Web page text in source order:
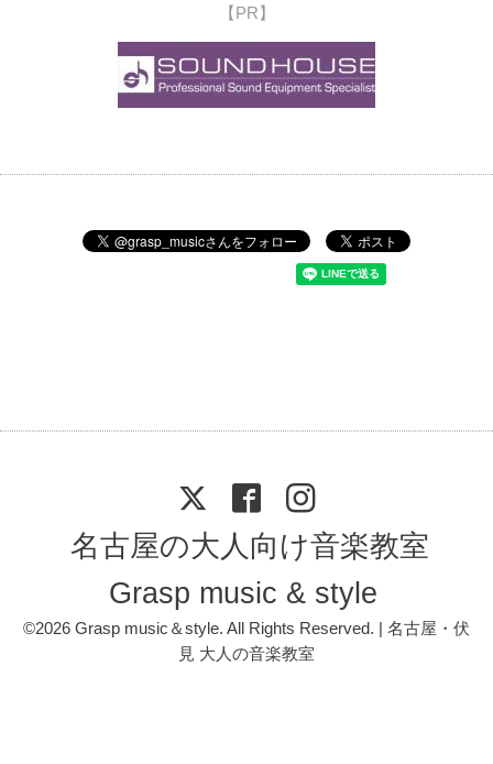
【PR】
名古屋の大人向け音楽教室
Grasp music & style
©2026 Grasp music＆style. All Rights Reserved. | 名古屋・伏
見 大人の音楽教室